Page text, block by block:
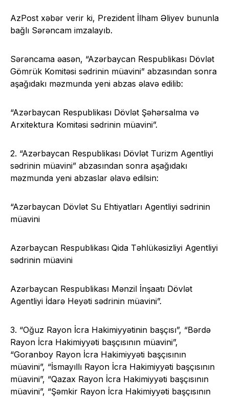
AzPost xəbər verir ki, Prezident İlham Əliyev bununla
bağlı Sərəncam imzalayıb.
Sərəncama əasən, “Azərbaycan Respublikası Dövlət
Gömrük Komitəsi sədrinin müavini” abzasından sonra
aşağıdakı məzmunda yeni abzas əlavə edilib:
“Azərbaycan Respublikası Dövlət Şəhərsalma və
Arxitektura Komitəsi sədrinin müavini”.
2. “Azərbaycan Respublikası Dövlət Turizm Agentliyi
sədrinin müavini” abzasından sonra aşağıdakı
məzmunda yeni abzaslar əlavə edilsin:
“Azərbaycan Dövlət Su Ehtiyatları Agentliyi sədrinin
müavini
Azərbaycan Respublikası Qida Təhlükəsizliyi Agentliyi
sədrinin müavini
Azərbaycan Respublikası Mənzil İnşaatı Dövlət
Agentliyi İdarə Heyəti sədrinin müavini”.
3. “Oğuz Rayon İcra Hakimiyyətinin başçısı”, “Bərdə
Rayon İcra Hakimiyyəti başçısının müavini”,
“Goranboy Rayon İcra Hakimiyyəti başçısının
müavini”, “İsmayıllı Rayon İcra Hakimiyyəti başçısının
müavini”, “Qazax Rayon İcra Hakimiyyəti başçısının
müavini”, “Şəmkir Rayon İcra Hakimiyyəti başçısının